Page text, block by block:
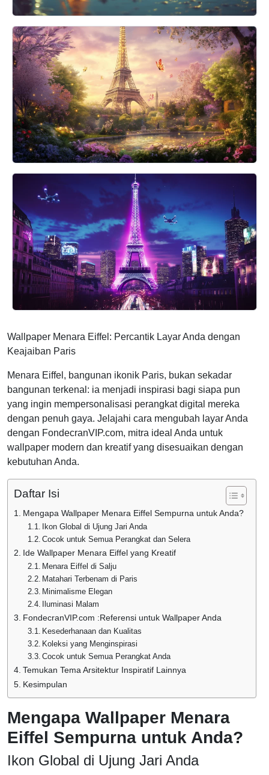
Wallpaper Menara Eiffel: Percantik Layar Anda dengan
Keajaiban Paris
Menara Eiffel, bangunan ikonik Paris, bukan sekadar
bangunan terkenal: ia menjadi inspirasi bagi siapa pun
yang ingin mempersonalisasi perangkat digital mereka
dengan penuh gaya. Jelajahi cara mengubah layar Anda
dengan FondecranVIP.com, mitra ideal Anda untuk
wallpaper modern dan kreatif yang disesuaikan dengan
kebutuhan Anda.
Daftar Isi
Mengapa Wallpaper Menara Eiffel Sempurna untuk Anda?
Ikon Global di Ujung Jari Anda
Cocok untuk Semua Perangkat dan Selera
Ide Wallpaper Menara Eiffel yang Kreatif
Menara Eiffel di Salju
Matahari Terbenam di Paris
Minimalisme Elegan
Iluminasi Malam
FondecranVIP.com :Referensi untuk Wallpaper Anda
Kesederhanaan dan Kualitas
Koleksi yang Menginspirasi
Cocok untuk Semua Perangkat Anda
Temukan Tema Arsitektur Inspiratif Lainnya
Kesimpulan
Mengapa Wallpaper Menara
Eiffel Sempurna untuk Anda?
Ikon Global di Ujung Jari Anda